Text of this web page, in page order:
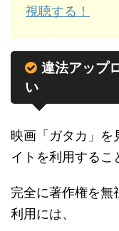
視聴する！
違法アップ
い
映画「ガタカ」を
イトを利用するこ
完全に著作権を無
利用には、